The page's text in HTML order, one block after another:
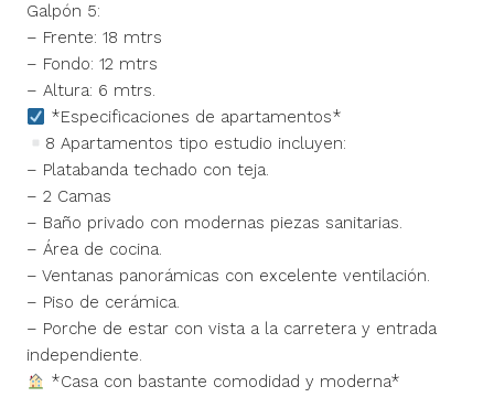
Galpón 5:
– Frente: 18 mtrs
– Fondo: 12 mtrs
– Altura: 6 mtrs.
*Especificaciones de apartamentos*
8 Apartamentos tipo estudio incluyen:
– Platabanda techado con teja.
– 2 Camas
– Baño privado con modernas piezas sanitarias.
– Área de cocina.
– Ventanas panorámicas con excelente ventilación.
– Piso de cerámica.
– Porche de estar con vista a la carretera y entrada
independiente.
*Casa con bastante comodidad y moderna*